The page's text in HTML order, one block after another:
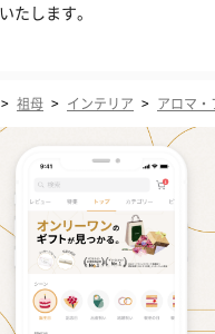
たします。
> 祖母 > インテリア > アロマ